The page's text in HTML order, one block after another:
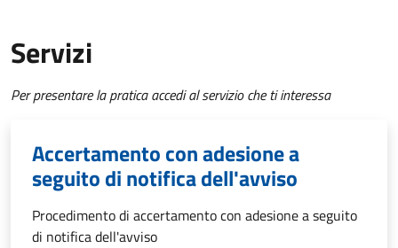
Servizi
Per presentare la pratica accedi al servizio che ti interessa
Accertamento con adesione a
seguito di notifica dell'avviso
Procedimento di accertamento con adesione a seguito
di notifica dell'avviso